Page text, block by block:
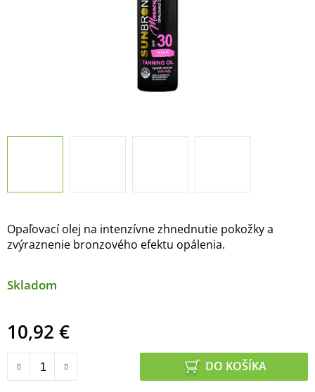
Opaľovací olej na intenzívne zhnednutie pokožky a
zvýraznenie bronzového efektu opálenia.
Skladom
10,92 €
DO KOŠÍKA